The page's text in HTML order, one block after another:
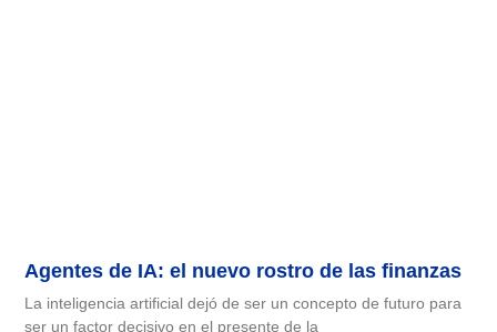
Agentes de IA: el nuevo rostro de las finanzas
La inteligencia artificial dejó de ser un concepto de futuro para
ser un factor decisivo en el presente de la